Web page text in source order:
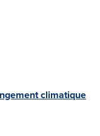
climatique